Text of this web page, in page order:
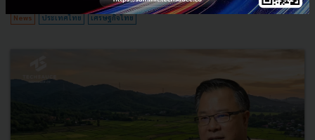
News ประเทศไทย เศรษฐกิจไทย